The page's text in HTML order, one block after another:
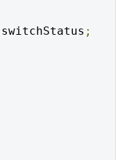
switchStatus ;